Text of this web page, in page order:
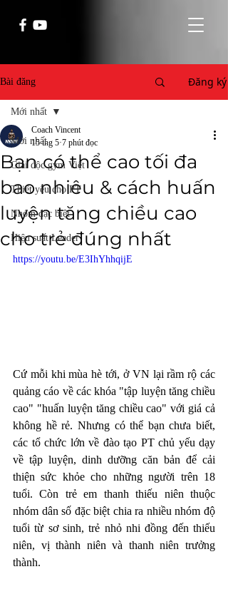
Bài đăng Đăng ký
Mới nhất
Giải độc gym Việt
Thiết yếu cho PT
Nhóm đặc biệt
Hiệu suất Leader
Mới nhất
Bạn có thể cao tối đa
bao nhiêu & cách huấn
luyện tăng chiều cao
cho trẻ đúng nhất
Coach Vincent
15 thg 5 7 phút đọc
https://youtu.be/E3IhYhhqijE
Cứ mỗi khi mùa hè tới, ở VN lại rầm rộ các
quảng cáo về các khóa "tập luyện tăng chiều
cao" "huấn luyện tăng chiều cao" với giá cả
không hề rẻ. Nhưng có thể bạn chưa biết,
các tổ chức lớn về đào tạo PT chủ yếu dạy
về tập luyện, dinh dưỡng căn bản để cải
thiện sức khỏe cho những người trên 18
tuổi. Còn trẻ em thanh thiếu niên thuộc
nhóm dân số đặc biệt chia ra nhiều nhóm độ
tuổi từ sơ sinh, trẻ nhỏ nhi đồng đến thiếu
niên, vị thành niên và thanh niên trưởng
thành.